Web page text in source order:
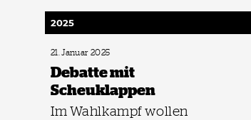
2025
21. Januar 2025
Debatte mit
Scheuklappen
Im Wahlkampf wollen